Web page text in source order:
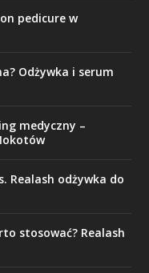
pedicure w
Odżywka i serum
medyczny –
Realash odżywka do
stosować? Realash